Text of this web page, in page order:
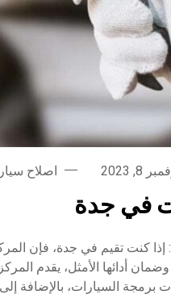
8, 2023 اصلاح
في جدة
كنت تقيم في جدة، فإن
وضمان أدائها الأمثل، يقدم
برمجة السيارات، بالإضافة